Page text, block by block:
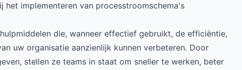
het implementeren van processtroomschema's
die, wanneer effectief gebruikt, de efficiëntie,
uw organisatie aanzienlijk kunnen verbeteren. Door
stellen ze teams in staat om sneller te werken, beter